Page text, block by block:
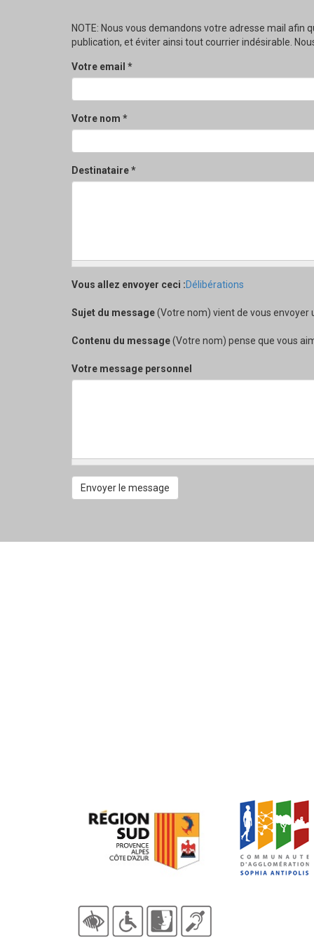
NOTE: Nous vous demandons votre adresse mail afin
publication, et éviter ainsi tout courrier indésirable.
Votre email *
Votre nom *
Destinataire*
Vous allez envoyer ceci :Délibérations
Sujet du message(Votre nom) vient de vous envoyer
Contenu du message(Votre nom) pense que vous
Votre message personnel
Envoyer le message